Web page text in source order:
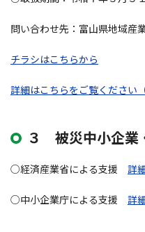
問い合わせ先：富山県地域産
チラシはこちらから
詳細はこちらをご覧ください
３ 被災中小企業
○経済産業省による支援 詳
○中小企業庁による支援 詳